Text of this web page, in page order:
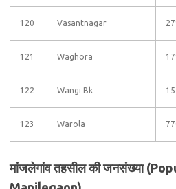
120 Vasantnagar
121 Waghora
122 Wangi Bk
123 Warola
मांजलेगांव तहसील की जनसंख्या